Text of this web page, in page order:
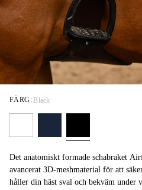
Det anatomiskt formade schabraket
avancerat 3D-meshmaterial för att
håller din häst sval och bekväm under
FÄRG: Black